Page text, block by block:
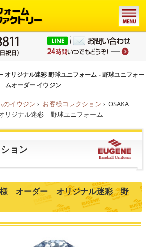
オリジナル迷彩 野球ユニフォーム - 野球ユニフォー
ムオーダー イウジン
のイウジン › お客様コレクション › OSAKA
リジナル迷彩 野球ユニフォーム
ョン
様 オーダー オリジナル迷彩 野